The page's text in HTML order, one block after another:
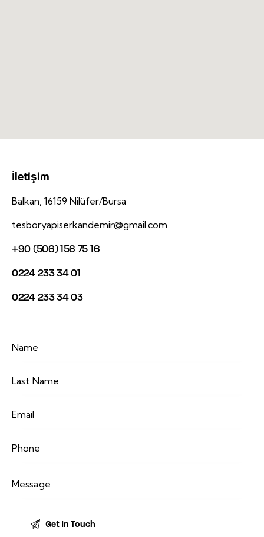
İletişim
Balkan, 16159 Nilüfer/Bursa
tesboryapiserkandemir@gmail.com
+90 (506) 156 75 16
0224 233 34 01
0224 233 34 03